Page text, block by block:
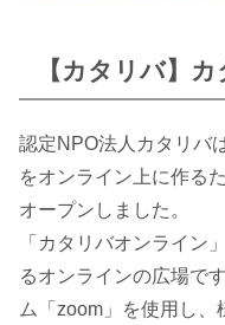
【カタリバ】
認定NPO法人カタリバ
をオンライン上に作る
オープンしました。
「カタリバオンライン
るオンラインの広場で
ム「zoom」を使用し、